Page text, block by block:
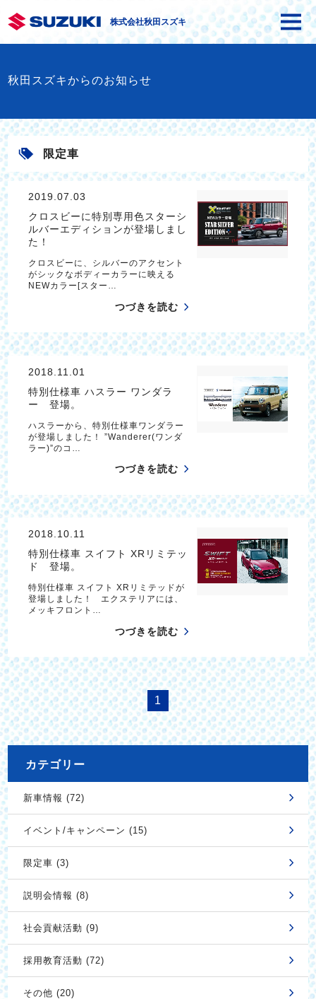
株式会社秋田スズキ
秋田スズキからのお知らせ
限定車
2019.07.03
クロスビーに特別専用色スターシ
ルバーエディションが登場しまし
た！
クロスビーに、シルバーのアクセント
がシックなボディーカラーに映える
NEWカラー[スター…
つづきを読む
2018.11.01
特別仕様車 ハスラー ワンダラ
ー 登場。
ハスラーから、特別仕様車ワンダラー
が登場しました！ ”Wanderer(ワンダ
ラー)”のコ…
つづきを読む
2018.10.11
特別仕様車 スイフト XRリミテッ
ド 登場。
特別仕様車 スイフト XRリミテッドが
登場しました！ エクステリアには、
メッキフロント…
つづきを読む
1
カテゴリー
新車情報 (72)
イベント/キャンペーン (15)
限定車 (3)
説明会情報 (8)
社会貢献活動 (9)
採用教育活動 (72)
その他 (20)